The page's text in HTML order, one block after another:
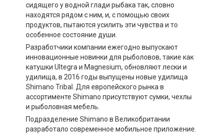
сидящего у водной глади рыбака так, словно
находятся рядом с ним, и, с помощью своих
продуктов, пытаются усилить эти чувства и то
особенное состояние души.
Разработчики компании ежегодно выпускают
инновационные новинки для рыболовов, такие как
катушки Ultegra и Magnesium, обновляют лески и
удилища, в 2016 годы выпущены новые удилища
Shimano Tribal. Для европейского рынка в
ассортименте Shimano присутствуют сумки, чехлы
и рыболовная мебель.
Подразделение Shimano в Великобритании
разработало современное мобильное приложение.